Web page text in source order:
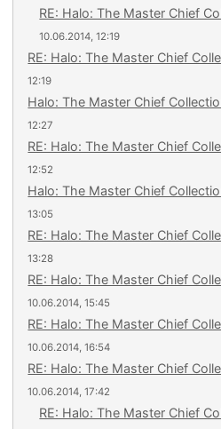
RE: Halo: The Master Chief
10.06.2014, 12:19
RE: Halo: The Master Chief
12:19
Halo: The Master Chief
12:27
RE: Halo: The Master Chief
12:52
Halo: The Master Chief
13:05
RE: Halo: The Master Chief
13:28
RE: Halo: The Master Chief
10.06.2014, 15:45
RE: Halo: The Master Chief
10.06.2014, 16:54
RE: Halo: The Master Chief
10.06.2014, 17:42
RE: Halo: The Master Chief